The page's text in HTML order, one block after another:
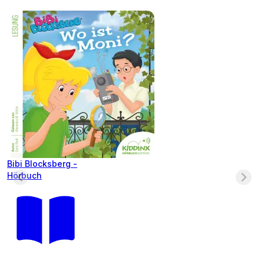
Bibi Blocksberg -
Hörbuch